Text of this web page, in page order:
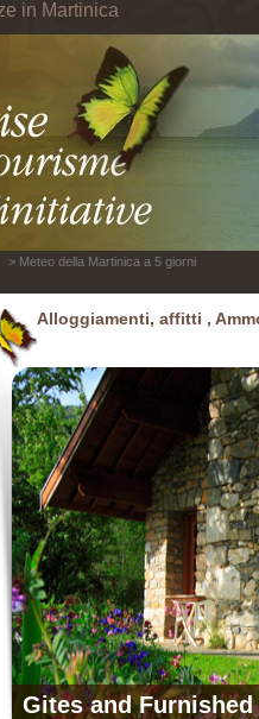
in Martinica
> Meteo della Martinica a 5 giorni
Alloggiamenti, affitti ,
Gites and